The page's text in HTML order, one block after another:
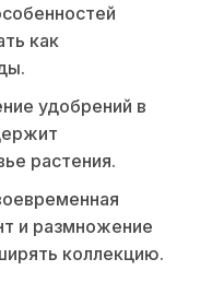
как
удобрений в
растения.
и размножение
коллекцию.